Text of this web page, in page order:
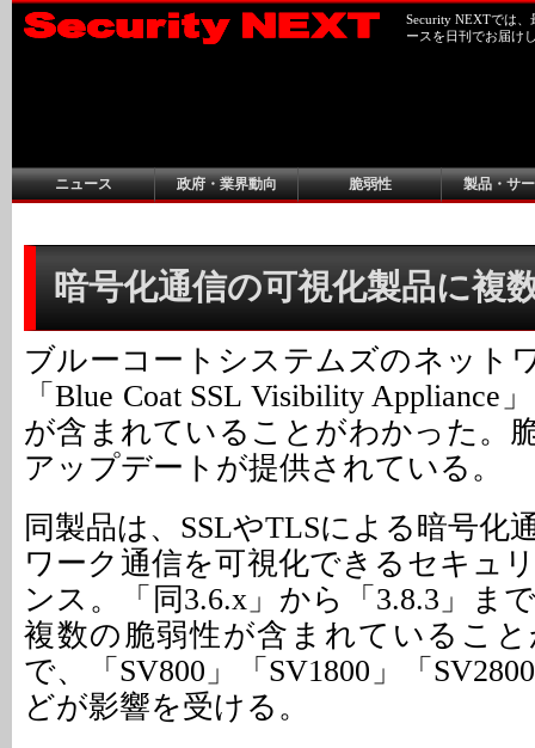
Security NEXTでは
ースを日刊でお届け
ニュース 政府・業界動向 脆弱性 製品・サ
暗号化通信の可視化製品に複
ブルーコートシステムズのネット
「Blue Coat SSL Visibility Appliance
が含まれていることがわかった。
アップデートが提供されている。
同製品は、SSLやTLSによる暗号化
ワーク通信を可視化できるセキュ
ンス。「同3.6.x」から「3.8.3」ま
複数の脆弱性が含まれているこ
で、「SV800」「SV1800」「
どが影響を受ける。